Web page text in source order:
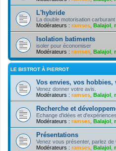
L'hybride
La double motorisation carburant
Modérateurs : ramses Balajol
Isolation batiments
isoler pour économiser
Modérateurs : ramses Balajol
LE BISTROT À PIERROT
Vos envies, vos
Venez donner votre avis.
Modérateurs : ramses Balajol
Recherche et
Echange d'idées et
Modérateurs : ramses Balajol
Présentations
Venez vous présenter, parlez de
Modérateurs : ramses Balajol